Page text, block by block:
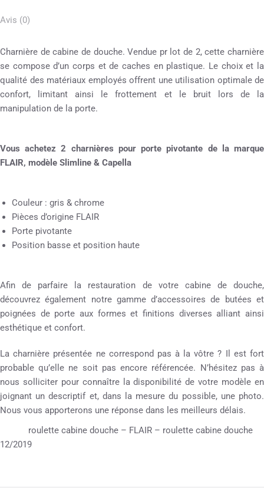
Avis (0)
Charnière de cabine de douche. Vendue pr lot de 2, cette charnière
se compose d’un corps et de caches en plastique. Le choix et la
qualité des matériaux employés offrent une utilisation optimale de
confort, limitant ainsi le frottement et le bruit lors de la
manipulation de la porte.
Vous achetez 2 charnières pour porte pivotante de la marque
FLAIR, modèle Slimline & Capella
Couleur : gris & chrome
Pièces d’origine FLAIR
Porte pivotante
Position basse et position haute
Afin de parfaire la restauration de votre cabine de douche,
découvrez également notre gamme d’accessoires de butées et
poignées de porte aux formes et finitions diverses alliant ainsi
esthétique et confort.
La charnière présentée ne correspond pas à la vôtre ? Il est fort
probable qu’elle ne soit pas encore référencée. N’hésitez pas à
nous solliciter pour connaître la disponibilité de votre modèle en
joignant un descriptif et, dans la mesure du possible, une photo.
Nous vous apporterons une réponse dans les meilleurs délais.
roulette cabine douche – FLAIR – roulette cabine douche
12/2019